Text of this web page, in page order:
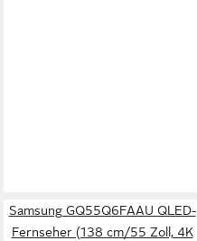
Samsung GQ55Q6FAAU QLED-
Fernseher (138 cm/55 Zoll, 4K